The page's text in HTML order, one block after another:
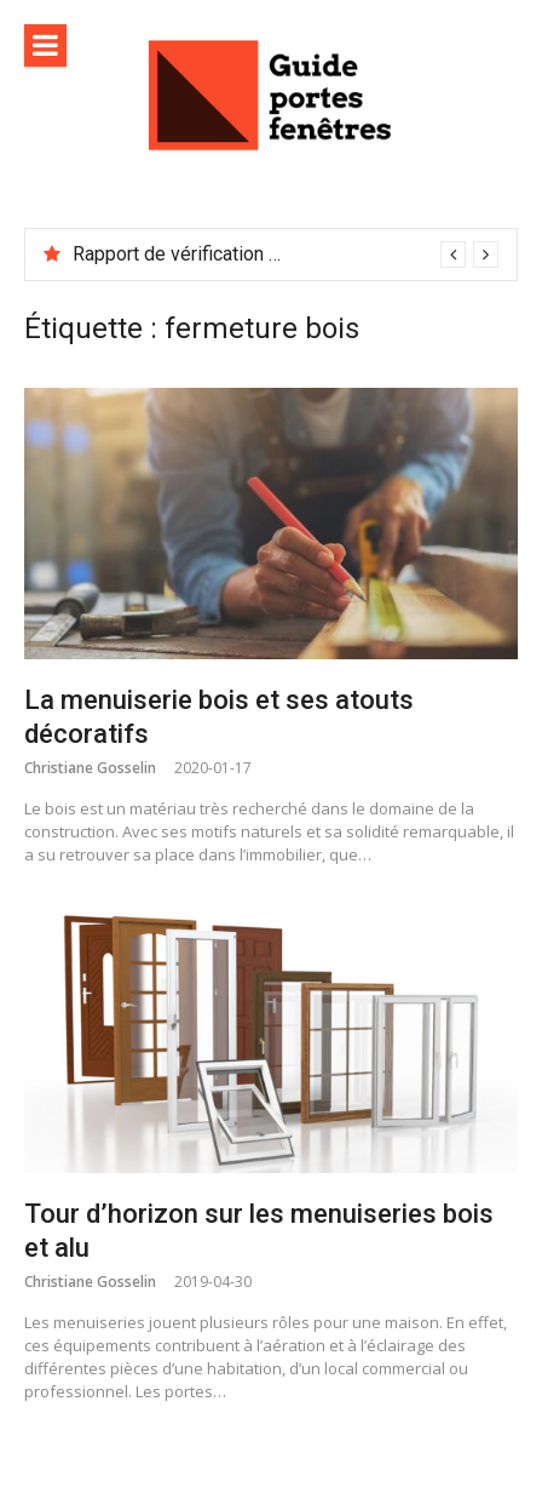
contenu
Rapport de vérification sécurité : à conserver précieusement
Étiquette : fermeture bois
La menuiserie bois et ses atouts
décoratifs
Christiane Gosselin 2020-01-17
Le bois est un matériau très recherché dans le domaine de la
construction. Avec ses motifs naturels et sa solidité remarquable, il
a su retrouver sa place dans l’immobilier, que…
Tour d’horizon sur les menuiseries bois
et alu
Christiane Gosselin 2019-04-30
Les menuiseries jouent plusieurs rôles pour une maison. En effet,
ces équipements contribuent à l’aération et à l’éclairage des
différentes pièces d’une habitation, d’un local commercial ou
professionnel. Les portes…